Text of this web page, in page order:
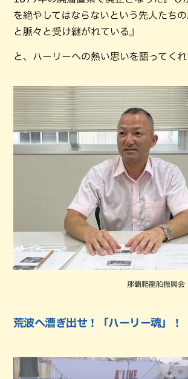
を絶やしてはならないという先人たち
と脈々と受け継がれている』
と、ハーリーへの熱い思いを語ってくれ
那覇爬龍船振興
荒波へ漕ぎ出せ！「ハーリー魂」！